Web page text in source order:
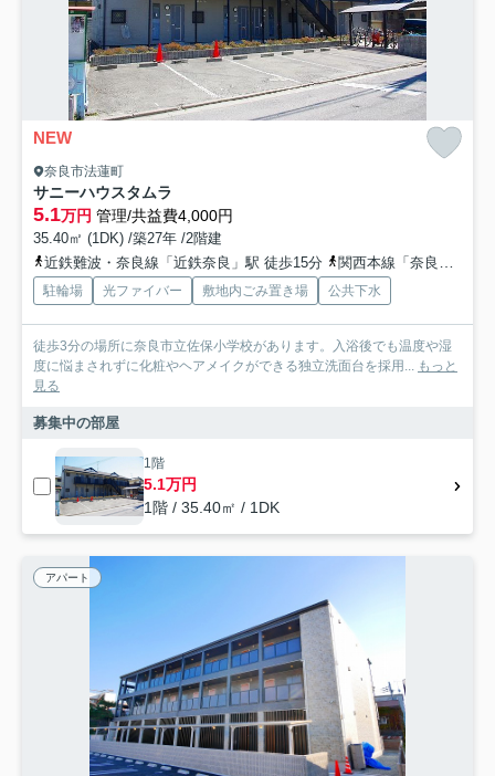
NEW
奈良市法蓮町
サニーハウスタムラ
5.1万円 管理/共益費4,000円
35.40㎡ (1DK) /築27年 /2階建
近鉄難波・奈良線「近鉄奈良」駅 徒歩15分
関西本線「奈良」駅 徒歩16分
駐輪場 光ファイバー 敷地内ごみ置き場 公共下水
徒歩3分の場所に奈良市立佐保小学校があります。入浴後でも温度や湿
度に悩まされずに化粧やヘアメイクができる独立洗面台を採用... もっと
見る
募集中の部屋
1階
5.1万円
1階 / 35.40㎡ / 1DK
アパート